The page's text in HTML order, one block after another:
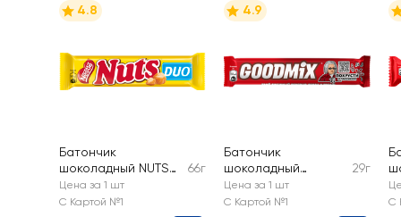
4.8
Батончик
шоколадный NUTS
Мегабайт duo
66г
Цена за 1 шт
С Картой №1
4.9
Батончик
шоколадный
GOODMIX
молочный с
29г
Цена за 1 шт
С Картой №1
С